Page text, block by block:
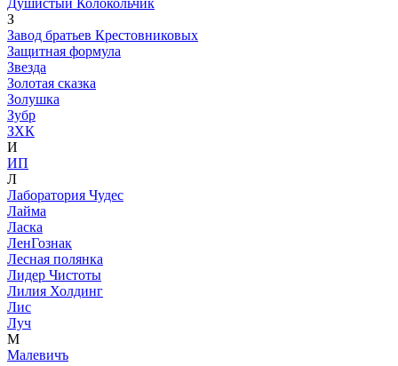
Душистый Колокольчик
З
Завод братьев Крестовниковых
Защитная формула
Звезда
Золотая сказка
Золушка
Зубр
ЗХК
И
ИП
Л
Лаборатория Чудес
Лайма
Ласка
ЛенГознак
Лесная полянка
Лидер Чистоты
Лилия Холдинг
Лис
Луч
М
Малевичъ